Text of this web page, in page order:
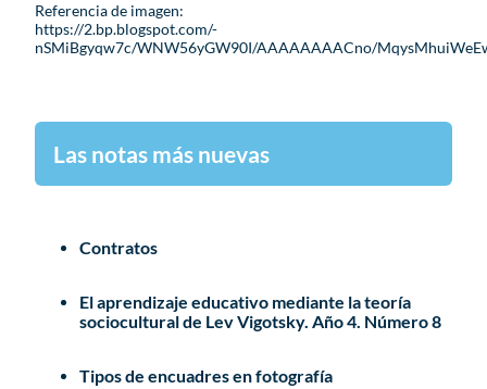
Referencia de imagen:
https://2.bp.blogspot.com/-
nSMiBgyqw7c/WNW56yGW90I/AAAAAAAACno/
Las notas más nuevas
Contratos
El aprendizaje educativo mediante la teoría
sociocultural de Lev Vigotsky. Año 4. Número 8
Tipos de encuadres en fotografía